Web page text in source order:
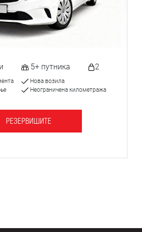
5+ путника 2
Нова возила
Неограничена километража
РЕЗЕРВИШИТЕ